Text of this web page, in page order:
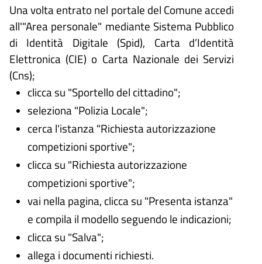
Una volta entrato nel portale del Comune accedi
all'"Area personale" mediante Sistema Pubblico
di Identità Digitale (Spid), Carta d’Identità
Elettronica (CIE) o Carta Nazionale dei Servizi
(Cns);
clicca su "Sportello del cittadino";
seleziona "Polizia Locale";
cerca l'istanza "Richiesta autorizzazione
competizioni sportive";
clicca su "Richiesta autorizzazione
competizioni sportive";
vai nella pagina, clicca su "Presenta istanza"
e compila il modello seguendo le indicazioni;
clicca su "Salva";
allega i documenti richiesti.